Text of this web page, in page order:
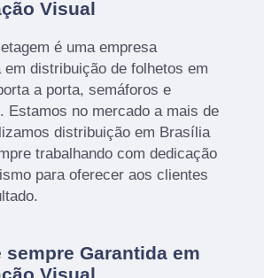
Visual
é uma empresa
em distribuição de folhetos em
a porta, semáforos e
Estamos no mercado a mais de
distribuição em Brasília
trabalhando com dedicação
para oferecer aos clientes
sempre Garantida em
Visual